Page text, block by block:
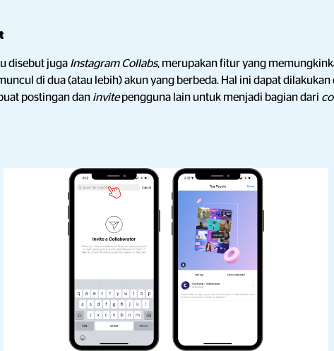
disebut juga Instagram Collabs, merupakan fitur yang
di dua (atau lebih) akun yang berbeda. Hal ini dapat dilakukan
postingan dan invitepengguna lain untuk menjadi bagian dari